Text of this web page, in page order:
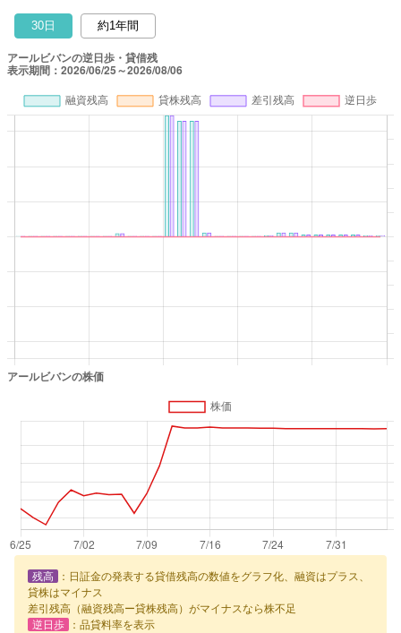
30日 約1年間
残高
：日証金の発表する貸借残高の数値をグラフ化、融資はプラス、
貸株はマイナス
差引残高（融資残高ー貸株残高）がマイナスなら株不足
逆日歩
：品貸料率を表示